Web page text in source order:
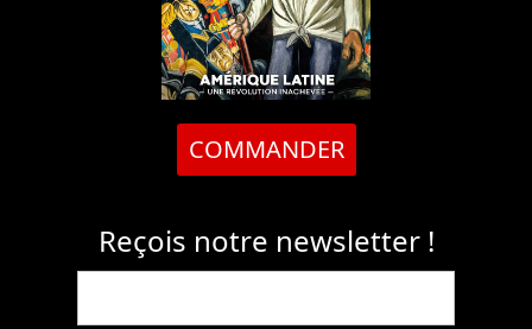
COMMANDER
Reçois notre newsletter !